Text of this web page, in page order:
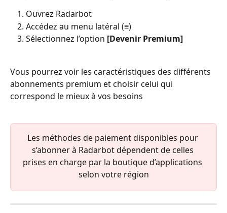
Ouvrez Radarbot
Accédez au menu latéral (≡)
Sélectionnez l’option [Devenir Premium]
Vous pourrez voir les caractéristiques des différents
abonnements premium et choisir celui qui
correspond le mieux à vos besoins
Les méthodes de paiement disponibles pour
s’abonner à Radarbot dépendent de celles
prises en charge par la boutique d’applications
selon votre région